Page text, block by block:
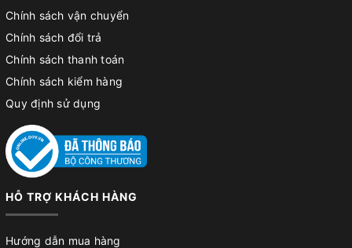
Chính sách vận chuyển
Chính sách đổi trả
Chính sách thanh toán
Chính sách kiểm hàng
Quy định sử dụng
HỖ TRỢ KHÁCH HÀNG
Hướng dẫn mua hàng